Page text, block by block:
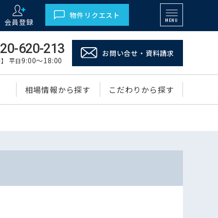
会員登録
物件リクエスト
MENU
620-213
平日9:00～18:00
お問い合せ・資料請求
相場情報から探す こだわりから探す